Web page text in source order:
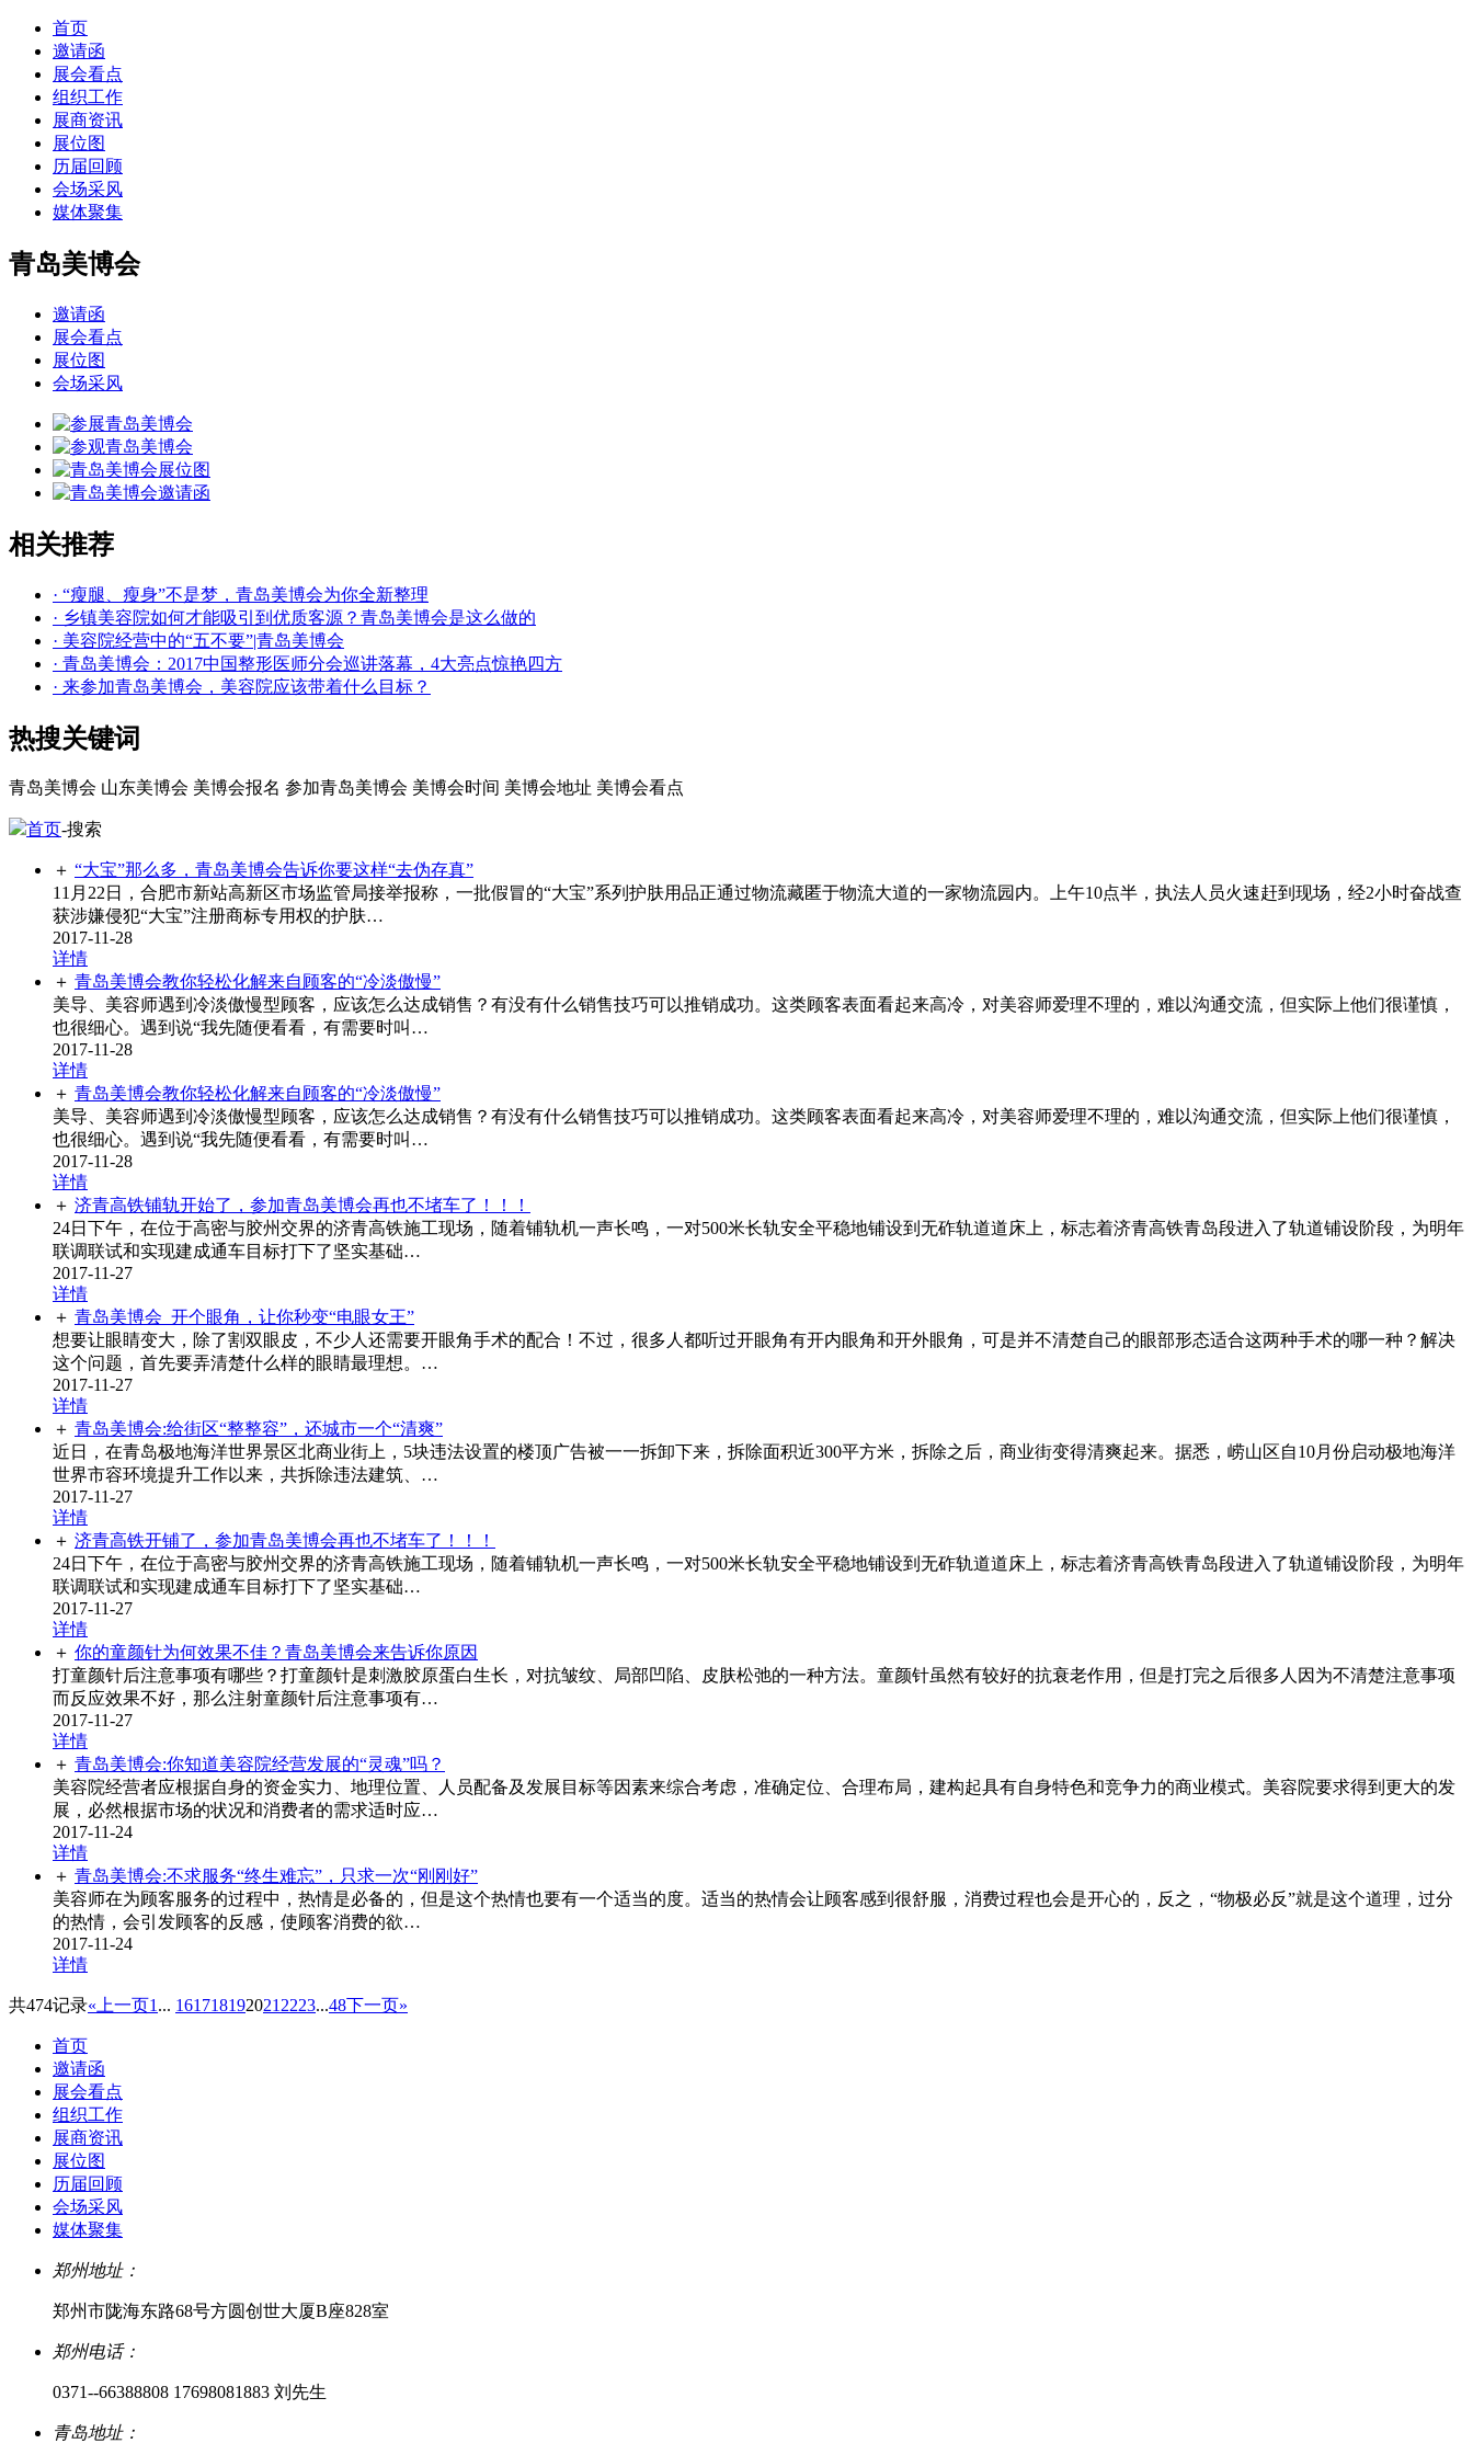
首页
邀请函
展会看点
组织工作
展商资讯
展位图
历届回顾
会场采风
媒体聚集
青岛美博会
邀请函
展会看点
展位图
会场采风
相关推荐
· “瘦腿、瘦身”不是梦，青岛美博会为你全新整理
· 乡镇美容院如何才能吸引到优质客源？青岛美博会是这么做的
· 美容院经营中的“五不要”|青岛美博会
· 青岛美博会：2017中国整形医师分会巡讲落幕，4大亮点惊艳四方
· 来参加青岛美博会，美容院应该带着什么目标？
热搜关键词
青岛美博会 山东美博会 美博会报名 参加青岛美博会 美博会时间 美博会地址 美博会看点
首页-搜索
＋ “大宝”那么多，青岛美博会告诉你要这样“去伪存真”
11月22日，合肥市新站高新区市场监管局接举报称，一批假冒的“大宝”系列护肤用品正通过物流藏匿于物流大道的一家物流园内。上午10点半，执法人员火速赶到现场，经2小时奋战查
获涉嫌侵犯“大宝”注册商标专用权的护肤…
2017-11-28
详情
＋ 青岛美博会教你轻松化解来自顾客的“冷淡傲慢”
美导、美容师遇到冷淡傲慢型顾客，应该怎么达成销售？有没有什么销售技巧可以推销成功。这类顾客表面看起来高冷，对美容师爱理不理的，难以沟通交流，但实际上他们很谨慎，
也很细心。遇到说“我先随便看看，有需要时叫…
2017-11-28
详情
＋ 青岛美博会教你轻松化解来自顾客的“冷淡傲慢”
美导、美容师遇到冷淡傲慢型顾客，应该怎么达成销售？有没有什么销售技巧可以推销成功。这类顾客表面看起来高冷，对美容师爱理不理的，难以沟通交流，但实际上他们很谨慎，
也很细心。遇到说“我先随便看看，有需要时叫…
2017-11-28
详情
＋ 济青高铁铺轨开始了，参加青岛美博会再也不堵车了！！！
24日下午，在位于高密与胶州交界的济青高铁施工现场，随着铺轨机一声长鸣，一对500米长轨安全平稳地铺设到无砟轨道道床上，标志着济青高铁青岛段进入了轨道铺设阶段，为明年
联调联试和实现建成通车目标打下了坚实基础…
2017-11-27
详情
＋ 青岛美博会_开个眼角，让你秒变“电眼女王”
想要让眼睛变大，除了割双眼皮，不少人还需要开眼角手术的配合！不过，很多人都听过开眼角有开内眼角和开外眼角，可是并不清楚自己的眼部形态适合这两种手术的哪一种？解决
这个问题，首先要弄清楚什么样的眼睛最理想。…
2017-11-27
详情
＋ 青岛美博会:给街区“整整容”，还城市一个“清爽”
近日，在青岛极地海洋世界景区北商业街上，5块违法设置的楼顶广告被一一拆卸下来，拆除面积近300平方米，拆除之后，商业街变得清爽起来。据悉，崂山区自10月份启动极地海洋
世界市容环境提升工作以来，共拆除违法建筑、…
2017-11-27
详情
＋ 济青高铁开铺了，参加青岛美博会再也不堵车了！！！
24日下午，在位于高密与胶州交界的济青高铁施工现场，随着铺轨机一声长鸣，一对500米长轨安全平稳地铺设到无砟轨道道床上，标志着济青高铁青岛段进入了轨道铺设阶段，为明年
联调联试和实现建成通车目标打下了坚实基础…
2017-11-27
详情
＋ 你的童颜针为何效果不佳？青岛美博会来告诉你原因
打童颜针后注意事项有哪些？打童颜针是刺激胶原蛋白生长，对抗皱纹、局部凹陷、皮肤松弛的一种方法。童颜针虽然有较好的抗衰老作用，但是打完之后很多人因为不清楚注意事项
而反应效果不好，那么注射童颜针后注意事项有…
2017-11-27
详情
＋ 青岛美博会:你知道美容院经营发展的“灵魂”吗？
美容院经营者应根据自身的资金实力、地理位置、人员配备及发展目标等因素来综合考虑，准确定位、合理布局，建构起具有自身特色和竞争力的商业模式。美容院要求得到更大的发
展，必然根据市场的状况和消费者的需求适时应…
2017-11-24
详情
＋ 青岛美博会:不求服务“终生难忘”，只求一次“刚刚好”
美容师在为顾客服务的过程中，热情是必备的，但是这个热情也要有一个适当的度。适当的热情会让顾客感到很舒服，消费过程也会是开心的，反之，“物极必反”就是这个道理，过分
的热情，会引发顾客的反感，使顾客消费的欲…
2017-11-24
详情
共474记录«上一页1... 1617181920212223...48下一页»
首页
邀请函
展会看点
组织工作
展商资讯
展位图
历届回顾
会场采风
媒体聚集
郑州地址：
郑州市陇海东路68号方圆创世大厦B座828室
郑州电话：
0371--66388808 17698081883 刘先生
青岛地址：